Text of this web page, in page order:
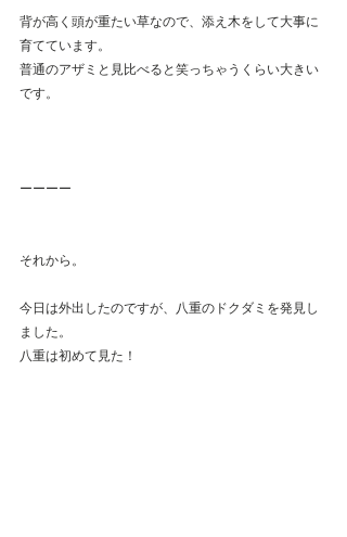
背が高く頭が重たい草なので、添え木をして大事に
育てています。
普通のアザミと見比べると笑っちゃうくらい大きい
です。
ーーーー
それから。
今日は外出したのですが、八重のドクダミを発見し
ました。
八重は初めて見た！